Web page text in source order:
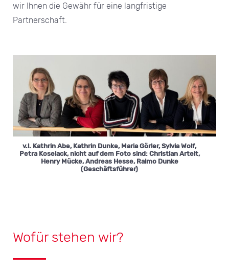
wir Ihnen die Gewähr für eine langfristige
Partnerschaft.
v.l. Kathrin Abe, Kathrin Dunke, Maria Görler, Sylvia Wolf,
Petra Koselack, nicht auf dem Foto sind: Christian Artelt,
Henry Mücke, Andreas Hesse, Raimo Dunke
(Geschäftsführer)
Wofür stehen wir?